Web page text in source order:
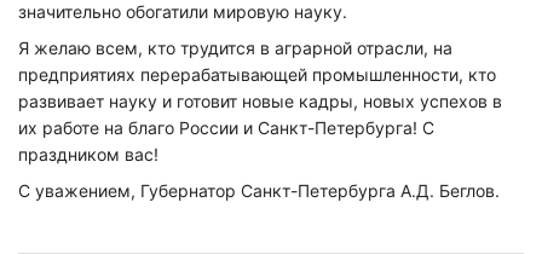
значительно обогатили мировую науку.
Я желаю всем, кто трудится в аграрной отрасли, на
предприятиях перерабатывающей промышленности, кто
развивает науку и готовит новые кадры, новых успехов в
их работе на благо России и Санкт-Петербурга! С
праздником вас!
С уважением, Губернатор Санкт-Петербурга А.Д. Беглов.